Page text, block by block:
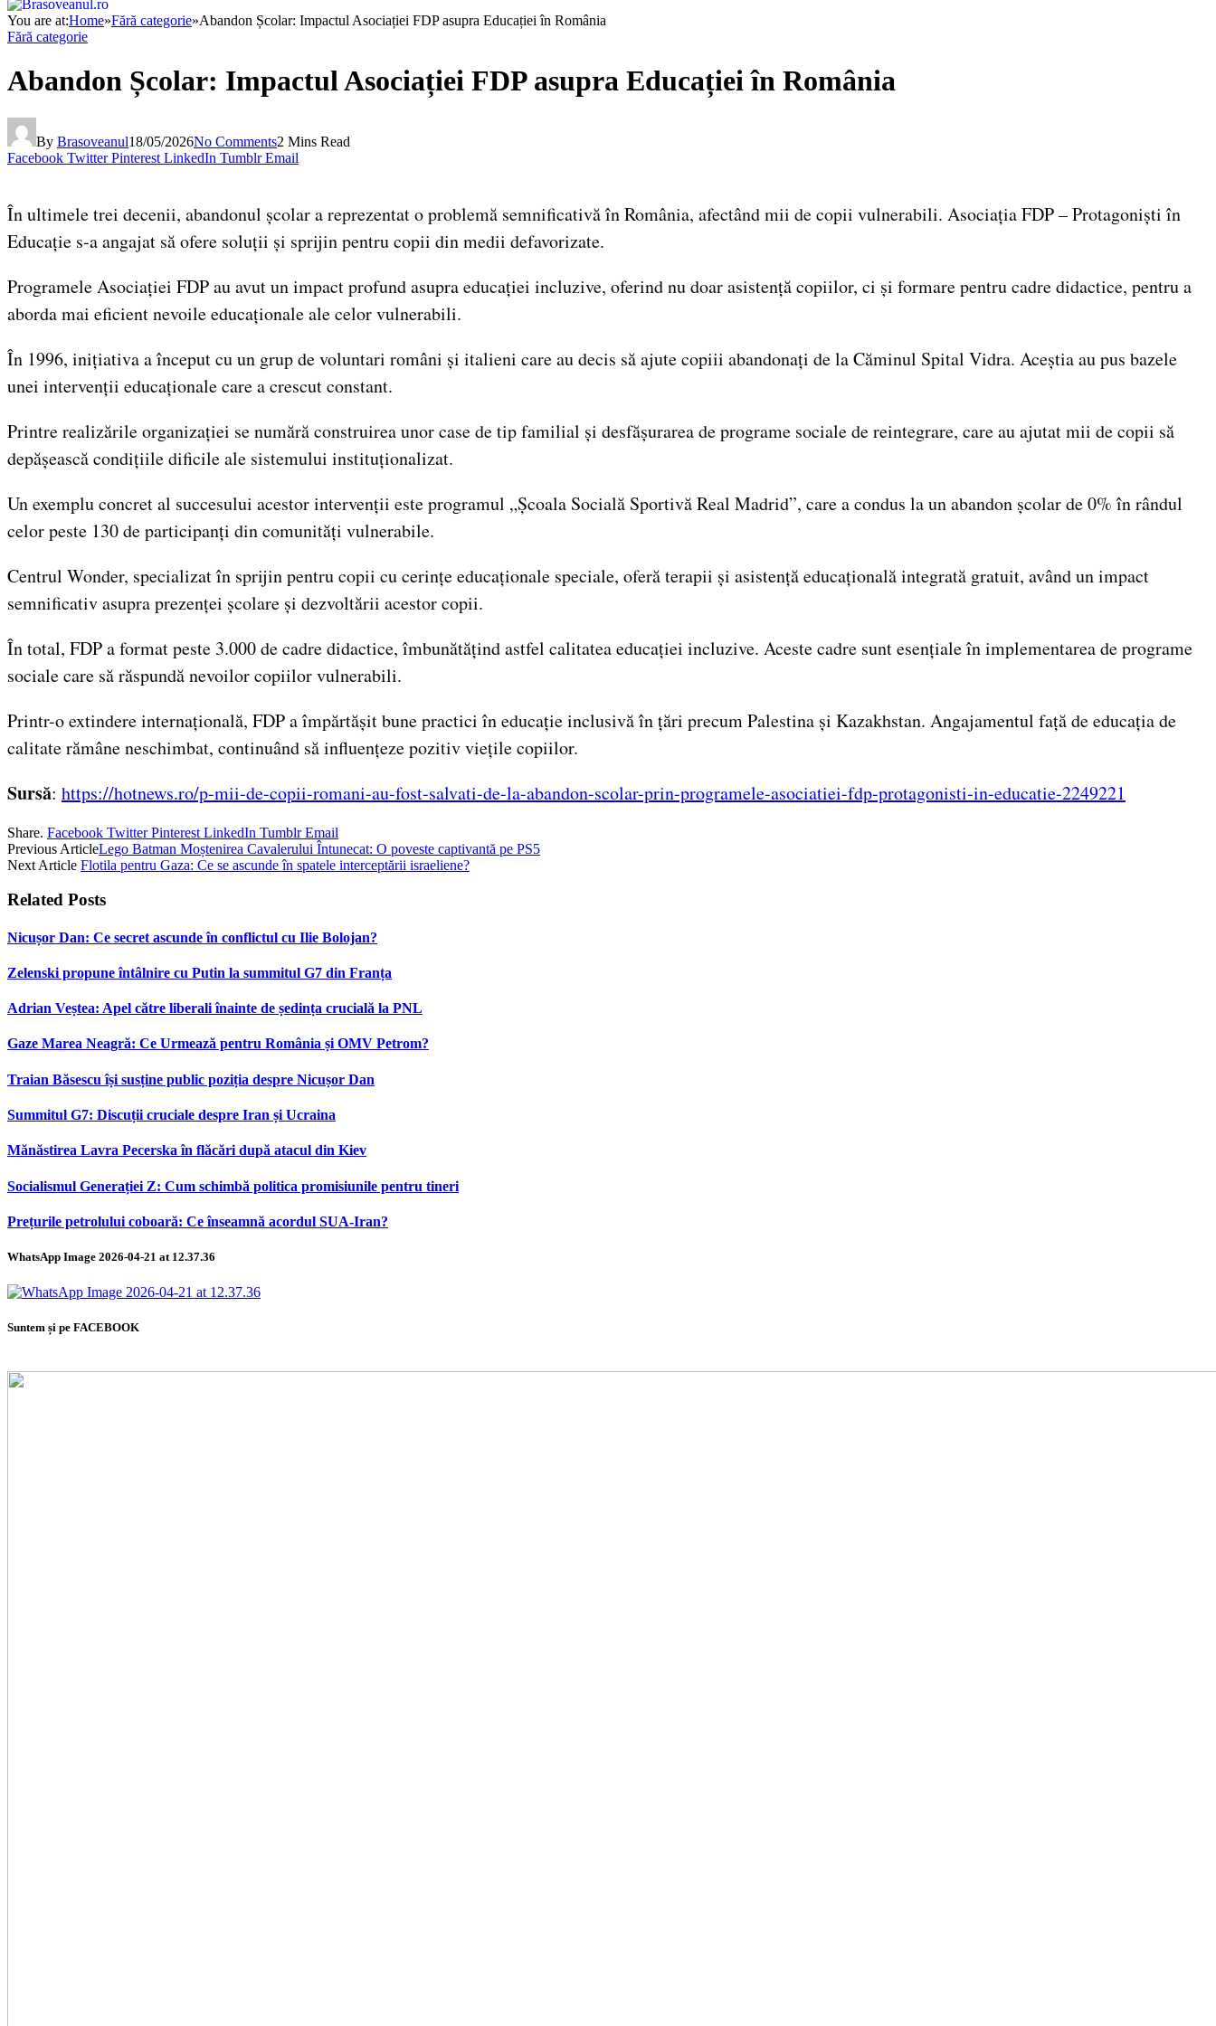
You are at:Home»Fără categorie»Abandon Școlar: Impactul Asociației FDP asupra Educației în România
Fără categorie
Abandon Școlar: Impactul Asociației FDP asupra Educației în România
By Brasoveanul18/05/2026No Comments2 Mins Read
Facebook Twitter Pinterest LinkedIn Tumblr Email
În ultimele trei decenii, abandonul școlar a reprezentat o problemă semnificativă în România, afectând mii de copii vulnerabili. Asociația FDP – Protagoniști în
Educație s-a angajat să ofere soluții și sprijin pentru copii din medii defavorizate.
Programele Asociației FDP au avut un impact profund asupra educației incluzive, oferind nu doar asistență copiilor, ci și formare pentru cadre didactice, pentru a
aborda mai eficient nevoile educaționale ale celor vulnerabili.
În 1996, inițiativa a început cu un grup de voluntari români și italieni care au decis să ajute copiii abandonați de la Căminul Spital Vidra. Aceștia au pus bazele
unei intervenții educaționale care a crescut constant.
Printre realizările organizației se numără construirea unor case de tip familial și desfășurarea de programe sociale de reintegrare, care au ajutat mii de copii să
depășească condițiile dificile ale sistemului instituționalizat.
Un exemplu concret al succesului acestor intervenții este programul „Școala Socială Sportivă Real Madrid”, care a condus la un abandon școlar de 0% în rândul
celor peste 130 de participanți din comunități vulnerabile.
Centrul Wonder, specializat în sprijin pentru copii cu cerințe educaționale speciale, oferă terapii și asistență educațională integrată gratuit, având un impact
semnificativ asupra prezenței școlare și dezvoltării acestor copii.
În total, FDP a format peste 3.000 de cadre didactice, îmbunătățind astfel calitatea educației incluzive. Aceste cadre sunt esențiale în implementarea de programe
sociale care să răspundă nevoilor copiilor vulnerabili.
Printr-o extindere internațională, FDP a împărtășit bune practici în educație inclusivă în țări precum Palestina și Kazakhstan. Angajamentul față de educația de
calitate rămâne neschimbat, continuând să influențeze pozitiv viețile copiilor.
Sursă: https://hotnews.ro/p-mii-de-copii-romani-au-fost-salvati-de-la-abandon-scolar-prin-programele-asociatiei-fdp-protagonisti-in-educatie-2249221
Share. Facebook Twitter Pinterest LinkedIn Tumblr Email
Previous ArticleLego Batman Moștenirea Cavalerului Întunecat: O poveste captivantă pe PS5
Next Article Flotila pentru Gaza: Ce se ascunde în spatele interceptării israeliene?
Related Posts
Nicușor Dan: Ce secret ascunde în conflictul cu Ilie Bolojan?
Zelenski propune întâlnire cu Putin la summitul G7 din Franța
Adrian Veștea: Apel către liberali înainte de ședința crucială la PNL
Gaze Marea Neagră: Ce Urmează pentru România și OMV Petrom?
Traian Băsescu își susține public poziția despre Nicușor Dan
Summitul G7: Discuții cruciale despre Iran și Ucraina
Mănăstirea Lavra Pecerska în flăcări după atacul din Kiev
Socialismul Generației Z: Cum schimbă politica promisiunile pentru tineri
Prețurile petrolului coboară: Ce înseamnă acordul SUA-Iran?
WhatsApp Image 2026-04-21 at 12.37.36
Suntem și pe FACEBOOK